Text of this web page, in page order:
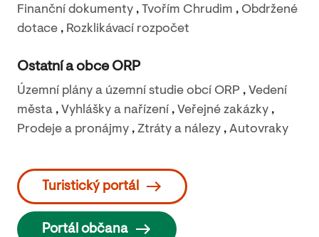
Finanční dokumenty , Tvořím Chrudim , Obdržené
dotace , Rozklikávací rozpočet
Ostatní a obce ORP
Územní plány a územní studie obcí ORP , Vedení
města , Vyhlášky a nařízení , Veřejné zakázky ,
Prodeje a pronájmy , Ztráty a nálezy , Autovraky
Turistický portál
Portál občana